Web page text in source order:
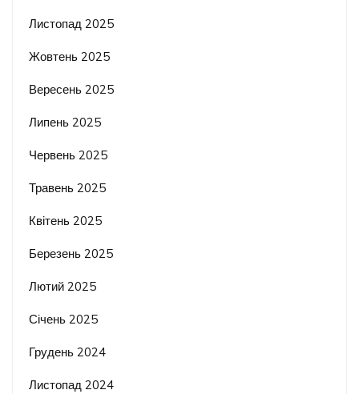
Листопад 2025
Жовтень 2025
Вересень 2025
Липень 2025
Червень 2025
Травень 2025
Квітень 2025
Березень 2025
Лютий 2025
Січень 2025
Грудень 2024
Листопад 2024